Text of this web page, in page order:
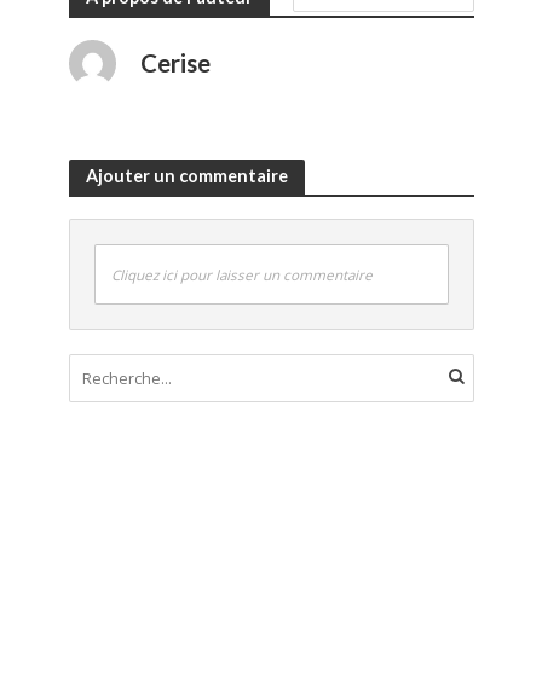
Cerise
Ajouter un commentaire
Cliquez ici pour laisser un commentaire